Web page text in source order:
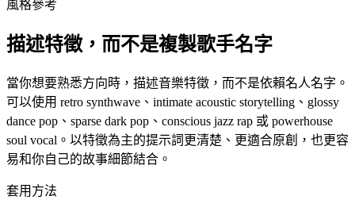
風格參考
描述特徵，而不是複製歌手名字
當你想要熟悉方向時，描述音樂特徵，而不是依賴名人名字。
可以使用 retro synthwave、intimate acoustic storytelling、glossy
dance pop、sparse dark pop、conscious jazz rap 或 powerhouse
soul vocal。以特徵為主的提示詞更清楚、更適合原創，也更容
易和你自己的故事細節結合。
套用方法